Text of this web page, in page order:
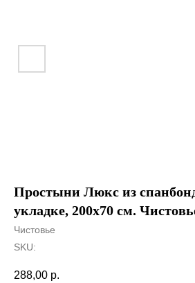
Простыни Люкс из
укладке, 200х70 см.
Чистовье
SKU:
288,00 р.